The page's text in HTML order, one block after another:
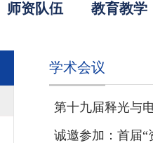
师资队伍 教育教学
学术会议
第十九届释光与
诚邀参加：首届